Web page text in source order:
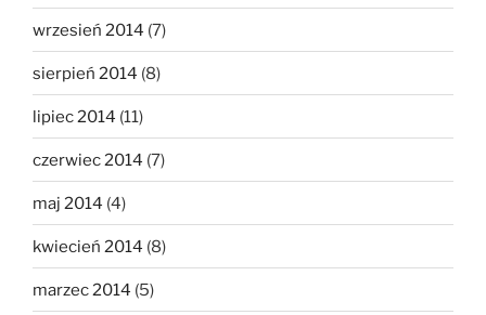
wrzesień 2014 (7)
sierpień 2014 (8)
lipiec 2014 (11)
czerwiec 2014 (7)
maj 2014 (4)
kwiecień 2014 (8)
marzec 2014 (5)